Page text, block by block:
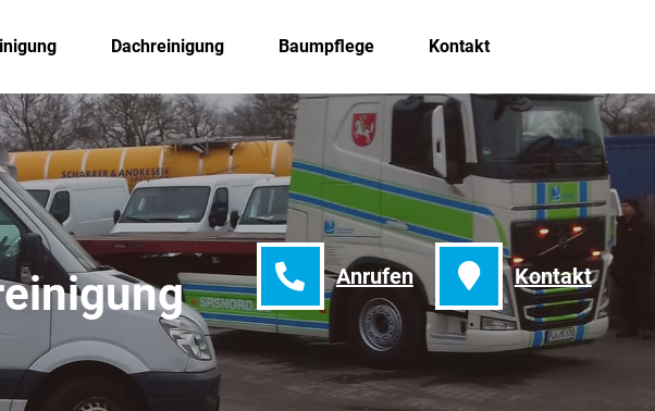
Dachreinigung Baumpflege Kontakt
Anrufen Kontakt